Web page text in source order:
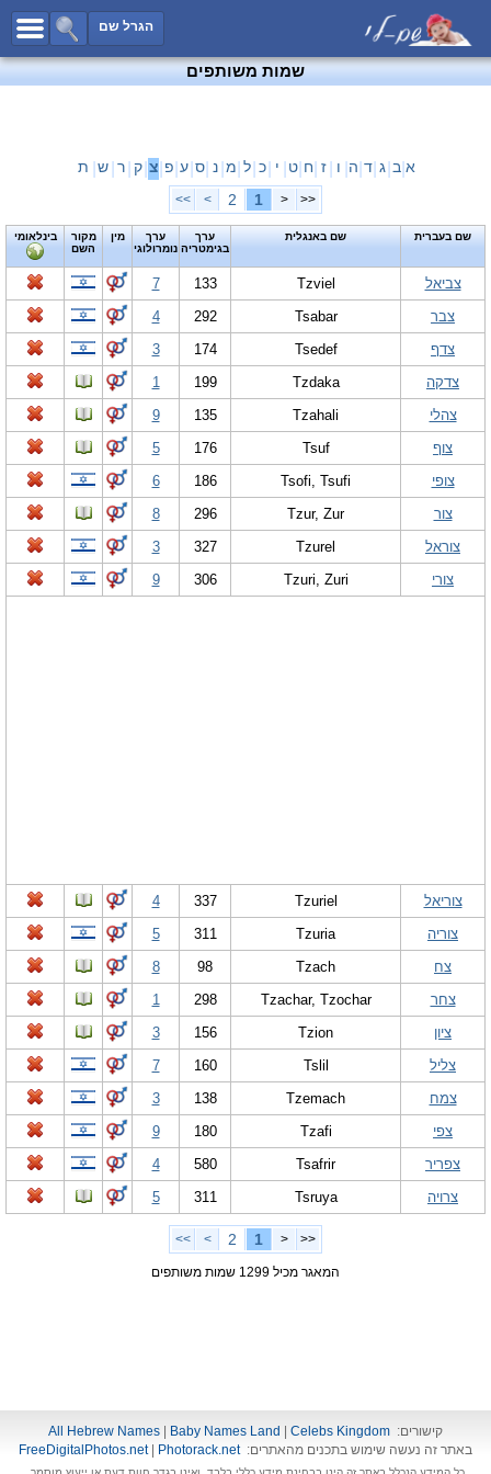
הגרל שם
כל השמות
שמות לבנים
שמות משותפים
שמות נדירים
קטגוריות
מפורסמיםחדש!
נומרולוגיה
הוסף שם
צור קשר
פייסבוק
שמות משותפים
א ב ג ד ה ו ז ח ט י כ ל מ נ ס ע פ צ ק ר ש ת
<<
<
1
2
>
>>
שם בעברית שם באנגלית
ערך
בגימטריה
ערך
נומרולוגי
מין
מקור
השם
בינלאומי
צביאל Tzviel
133
7
צבר
Tsabar
292
4
צדף
Tsedef
174
3
צדקה
Tzdaka
199
1
צהלי
Tzahali
135
9
צוף
Tsuf
176
5
צופי
Tsofi, Tsufi
186
6
צור
Tzur, Zur
296
8
צוראל
Tzurel
327
3
צורי
Tzuri, Zuri
306
9
צוריאל Tzuriel
337
4
צוריה
Tzuria
311
5
צח
Tzach
98
8
צחר
Tzachar, Tzochar
298
1
ציון
Tzion
156
3
צליל
Tslil
160
7
צמח
Tzemach
138
3
צפי
Tzafi
180
9
צפריר
Tsafrir
580
4
צרויה
Tsruya
311
5
<<
<
1
2
>
>>
המאגר מכיל 1299 שמות משותפים
קישורים: All Hebrew Names Baby Names Land
Celebs Kingdom
באתר זה נעשה שימוש בתכנים מהאתרים:
FreeDigitalPhotos.net| Photorack.net